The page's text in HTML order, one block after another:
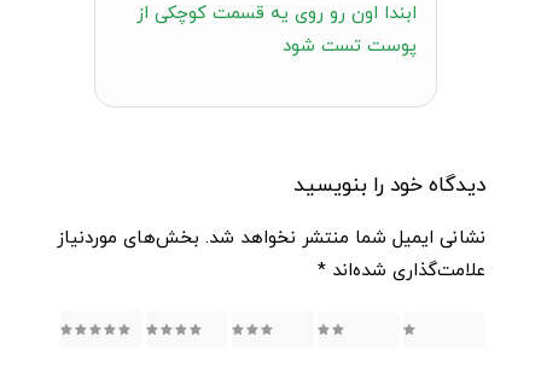
ابندا اون رو روی یه قسمت کوچکی از
پوست تست شود
دیدگاه خود را بنویسید
نشانی ایمیل شما منتشر نخواهد شد. بخش‌های موردنیاز
علامت‌گذاری شده‌اند *
5